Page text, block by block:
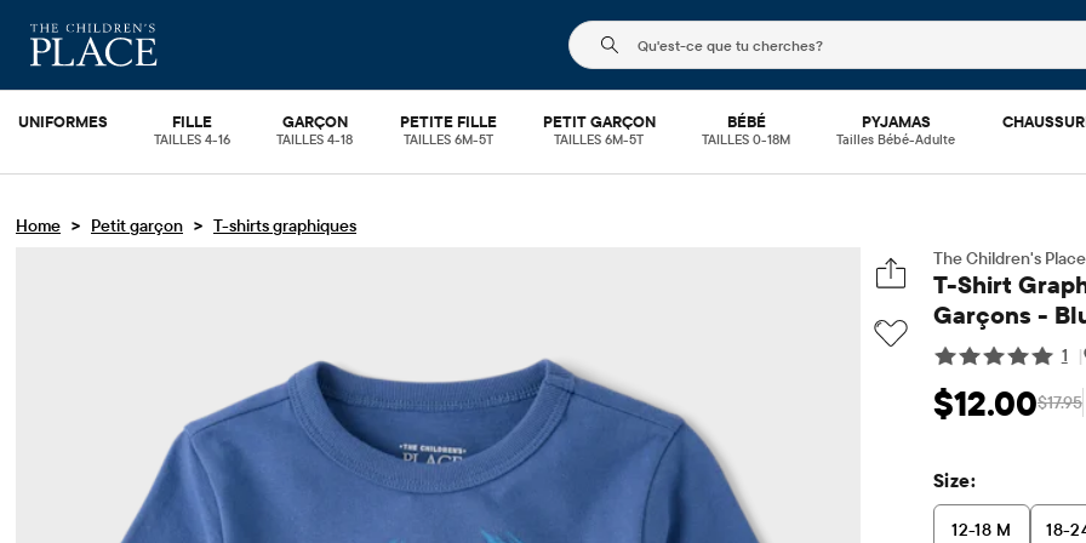
UNIFORMES FILLE
TAILLES 4-16
GARÇON
TAILLES 4-18
PETITE FILLE
TAILLES 6M-5T
PETIT GARÇON
TAILLES 6M-5T
BÉBÉ
TAILLES 0-18M
PYJAMAS
Tailles Bébé-Adulte
Home > Petit garçon > T-shirts graphiques
The Children's
T-Shirt
Garçons -
1 |
Prix ​​de vente: $12
$12.00$17.95
Size:
12-18 M 18-